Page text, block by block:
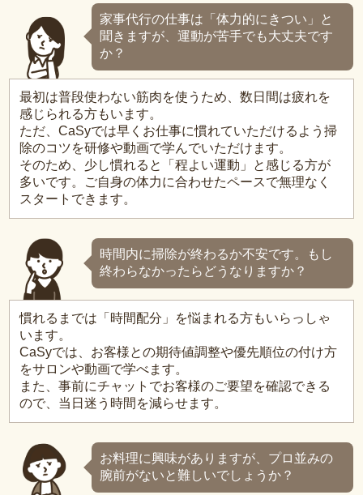
家事代行の仕事は「体力的にきつい」と
聞きますが、運動が苦手でも大丈夫です
か？
最初は普段使わない筋肉を使うため、数日間は疲れを
感じられる方もいます。
ただ、CaSyでは早くお仕事に慣れていただけるよう掃
除のコツを研修や動画で学んでいただけます。
そのため、少し慣れると「程よい運動」と感じる方が
多いです。ご自身の体力に合わせたペースで無理なく
スタートできます。
時間内に掃除が終わるか不安です。もし
終わらなかったらどうなりますか？
慣れるまでは「時間配分」を悩まれる方もいらっしゃ
います。
CaSyでは、お客様との期待値調整や優先順位の付け方
をサロンや動画で学べます。
また、事前にチャットでお客様のご要望を確認できる
ので、当日迷う時間を減らせます。
お料理に興味がありますが、プロ並みの
腕前がないと難しいでしょうか？